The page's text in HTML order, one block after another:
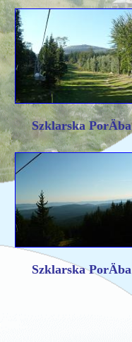
Szklarska PorÄba
Szklarska PorÄba